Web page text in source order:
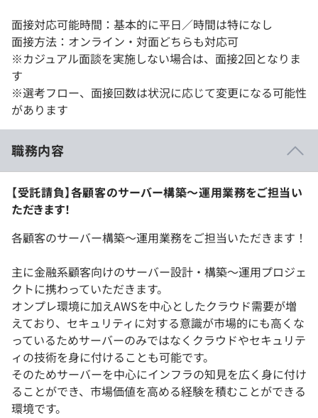
面接対応可能時間：基本的に平日／時間は特になし
面接方法：オンライン・対面どちらも対応可
※カジュアル面談を実施しない場合は、面接2回となりま
す
※選考フロー、面接回数は状況に応じて変更になる可能性
があります
職務内容
【受託請負】各顧客のサーバー構築～運用業務をご担当い
ただきます！
各顧客のサーバー構築～運用業務をご担当いただきます！
主に金融系顧客向けのサーバー設計・構築～運用プロジェ
クトに携わっていただきます。
オンプレ環境に加えAWSを中心としたクラウド需要が増
えており、セキュリティに対する意識が市場的にも高くな
っているためサーバーのみではなくクラウドやセキュリテ
ィの技術を身に付けることも可能です。
そのためサーバーを中心にインフラの知見を広く身に付け
ることができ、市場価値を高める経験を積むことができる
環境です。